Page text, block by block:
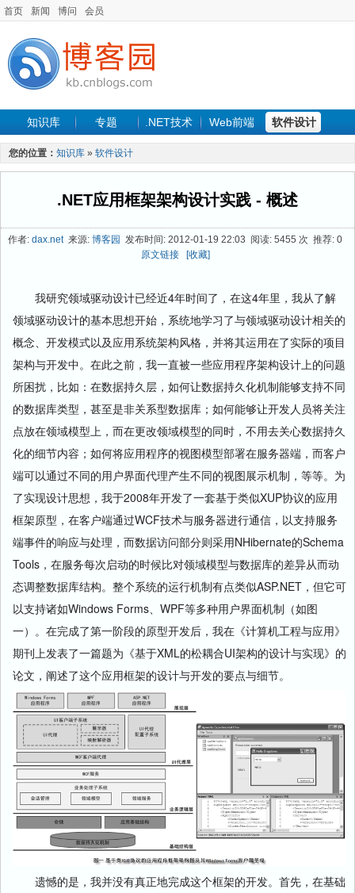
首页 新闻 博问 会员
知识库 专题 .NET技术 Web前端 软件设计
手机开发 软件工程
最新文章
您的位置： 知识库 » 软件设计
.NET应用框架架构设计实践 - 概述
作者: dax.net来源: 博客园 发布时间: 2012-01-19 22:03 阅读: 5455 次 推荐: 0
原文链接
[收藏]
我研究领域驱动设计已经近4年时间了，在这4年里，我从了解
领域驱动设计的基本思想开始，系统地学习了与领域驱动设计相关的
概念、开发模式以及应用系统架构风格，并将其运用在了实际的项目
架构与开发中。在此之前，我一直被一些应用程序架构设计上的问题
所困扰，比如：在数据持久层，如何让数据持久化机制能够支持不同
的数据库类型，甚至是非关系型数据库；如何能够让开发人员将关注
点放在领域模型上，而在更改领域模型的同时，不用去关心数据持久
化的细节内容；如何将应用程序的视图模型部署在服务器端，而客户
端可以通过不同的用户界面代理产生不同的视图展示机制，等等。为
了实现设计思想，我于2008年开发了一套基于类似XUP协议的应用
框架原型，在客户端通过WCF技术与服务器进行通信，以支持服务
端事件的响应与处理，而数据访问部分则采用NHibernate的Schema
Tools，在服务每次启动的时候比对领域模型与数据库的差异从而动
态调整数据库结构。整个系统的运行机制有点类似ASP.NET，但它可
以支持诸如Windows Forms、WPF等多种用户界面机制（如图
一）。在完成了第一阶段的原型开发后，我在《计算机工程与应用》
期刊上发表了一篇题为《基于XML的松耦合UI架构的设计与实现》的
论文，阐述了这个应用框架的设计与开发的要点与细节。
遗憾的是，我并没有真正地完成这个框架的开发。首先，在基础